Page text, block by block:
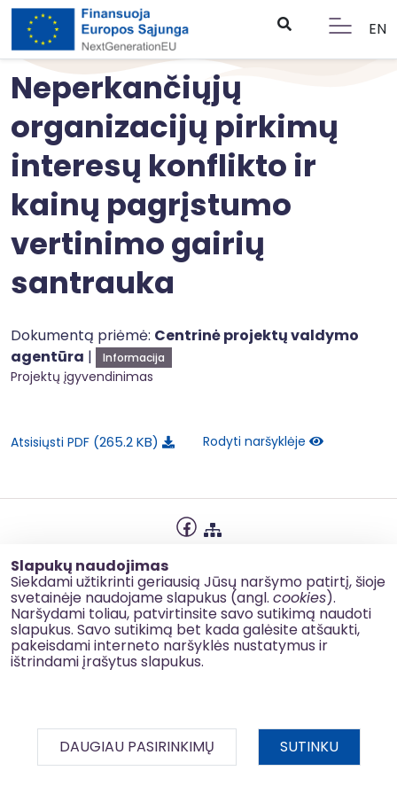
Slapukų naudojimas
Siekdami užtikrinti geriausią Jūsų naršymo patirtį, šioje
svetainėje naudojame slapukus (angl. cookies).
Naršydami toliau, patvirtinsite savo sutikimą naudoti
slapukus. Savo sutikimą bet kada galėsite atšaukti,
pakeisdami interneto naršyklės nustatymus ir
ištrindami įrašytus slapukus.
DAUGIAU PASIRINKIMŲ SUTINKU
EN
Neperkančiųjų
organizacijų pirkimų
interesų konflikto ir
kainų pagrįstumo
vertinimo gairių
santrauka
Dokumentą priėmė: Centrinė projektų valdymo
agentūra | Informacija
Projektų įgyvendinimas
Atsisiųsti PDF 265.2 KB Rodyti naršyklėje
Slapukų naudojimas
Korupcijos prevencija
Kontaktai